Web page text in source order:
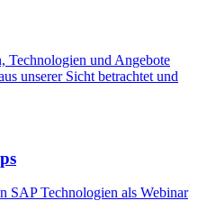
Technologien und Angebote
unserer Sicht betrachtet und
SAP Technologien als Webinar